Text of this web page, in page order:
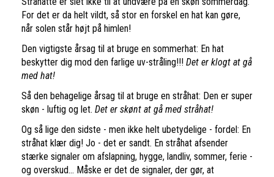
For det er da helt vildt, så stor en forskel en hat kan gøre,
når solen står højt på himlen!
Den vigtigste årsag til at bruge en sommerhat: En hat
beskytter dig mod den farlige uv-stråling!!! Det er klogt at gå
med hat!
Så den behagelige årsag til at bruge en stråhat: Den er super
skøn - luftig og let. Det er skønt at gå med stråhat!
Og så lige den sidste - men ikke helt ubetydelige - fordel: En
stråhat klær dig! Jo - det er sandt. En stråhat afsender
stærke signaler om afslapning, hygge, landliv, sommer, ferie -
og overskud... Måske er det de signaler, der gør, at